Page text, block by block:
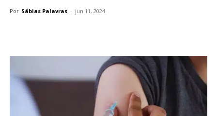
Por Sábias Palavras - jun 11, 2024